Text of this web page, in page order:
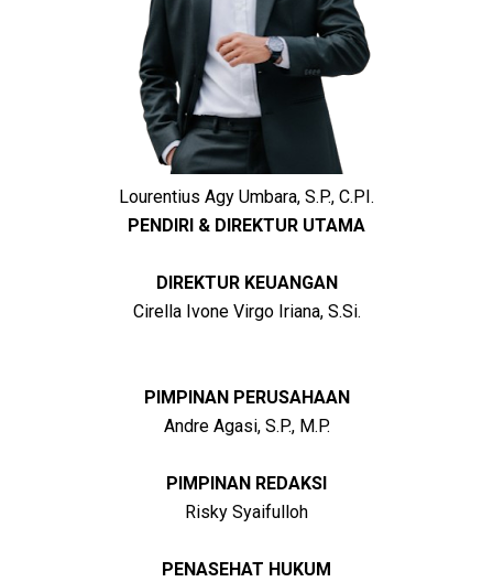
Lourentius Agy Umbara, S.P., C.PI.
PENDIRI & DIREKTUR UTAMA
DIREKTUR KEUANGAN
Cirella Ivone Virgo Iriana, S.Si.
PIMPINAN PERUSAHAAN
Andre Agasi, S.P., M.P.
PIMPINAN REDAKSI
Risky Syaifulloh
PENASEHAT HUKUM